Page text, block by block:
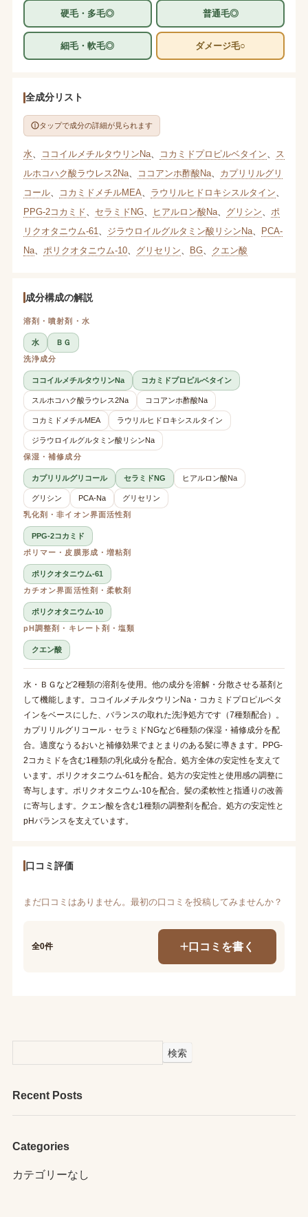
硬毛・多毛◎ 普通毛◎
細毛・軟毛◎ ダメージ毛○
全成分リスト
タップで成分の詳細が見られます
水 ココイルメチルタウリンNa、 コカミドプロピルベタイン
ス
ルホコハク酸ラウレス2Na、 ココアンホ酢酸Na、 カプリリルグリ
コール、 コカミドメチルMEA ラウリルヒドロキシスルタイン
PPG-2コカミド
セラミドNG、 ヒアルロン酸Na、 グリシン
ポ
リクオタニウム-61
ジラウロイルグルタミン酸リシンNa、 PCA-
Na、 ポリクオタニウム-10、 グリセリン BG、 クエン酸
成分構成の解説
溶剤・噴射剤・水
水
ＢＧ
洗浄成分
ココイルメチルタウリンNa コカミドプロピルベタイン
スルホコハク酸ラウレス2Na ココアンホ酢酸Na
コカミドメチルMEA ラウリルヒドロキシスルタイン
ジラウロイルグルタミン酸リシンNa
保湿・補修成分
カプリリルグリコール セラミドNG ヒアルロン酸Na
グリシン PCA-Na
グリセリン
乳化剤・非イオン界面活性剤
PPG-2コカミド
ポリマー・皮膜形成・増粘剤
ポリクオタニウム-61
カチオン界面活性剤・柔軟剤
ポリクオタニウム-10
pH調整剤・キレート剤・塩類
クエン酸
水・ＢＧなど2種類の溶剤を使用。他の成分を溶解・分散させる基剤と
して機能します。ココイルメチルタウリンNa・コカミドプロピルベタ
インをベースにした、バランスの取れた洗浄処方です（7種類配合）。
カプリリルグリコール・セラミドNGなど6種類の保湿・補修成分を配
合。適度なうるおいと補修効果でまとまりのある髪に導きます。PPG-
2コカミドを含む1種類の乳化成分を配合。処方全体の安定性を支えて
います。ポリクオタニウム-61を配合。処方の安定性と使用感の調整に
寄与します。ポリクオタニウム-10を配合。髪の柔軟性と指通りの改善
に寄与します。クエン酸を含む1種類の調整剤を配合。処方の安定性と
pHバランスを支えています。
口コミ評価
まだ口コミはありません。最初の口コミを投稿してみませんか？
全0件 口コミを書く
検索
Recent Posts
Categories
カテゴリーなし